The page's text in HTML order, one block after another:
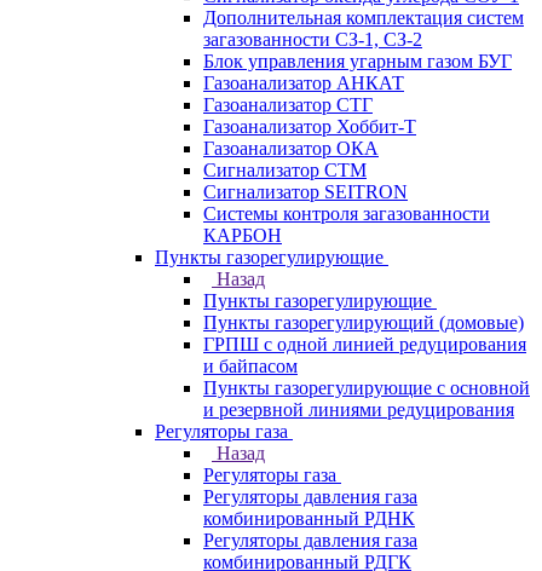
Дополнительная комплектация систем
загазованности СЗ-1, СЗ-2
Блок управления угарным газом БУГ
Газоанализатор АНКАТ
Газоанализатор СТГ
Газоанализатор Хоббит-Т
Газоанализатор ОКА
Сигнализатор СТМ
Сигнализатор SEITRON
Системы контроля загазованности
КАРБОН
Пункты газорегулирующие
Назад
Пункты газорегулирующие
Пункты газорегулирующий (домовые)
ГРПШ с одной линией редуцирования
и байпасом
Пункты газорегулирующие с основной
и резервной линиями редуцирования
Регуляторы газа
Назад
Регуляторы газа
Регуляторы давления газа
комбинированный РДНК
Регуляторы давления газа
комбинированный РДГК